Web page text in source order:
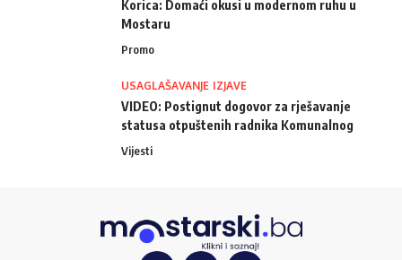
Korica: Domaći okusi u modernom ruhu u
Mostaru
Promo
USAGLAŠAVANJE IZJAVE
VIDEO: Postignut dogovor za rješavanje
statusa otpuštenih radnika Komunalnog
Vijesti